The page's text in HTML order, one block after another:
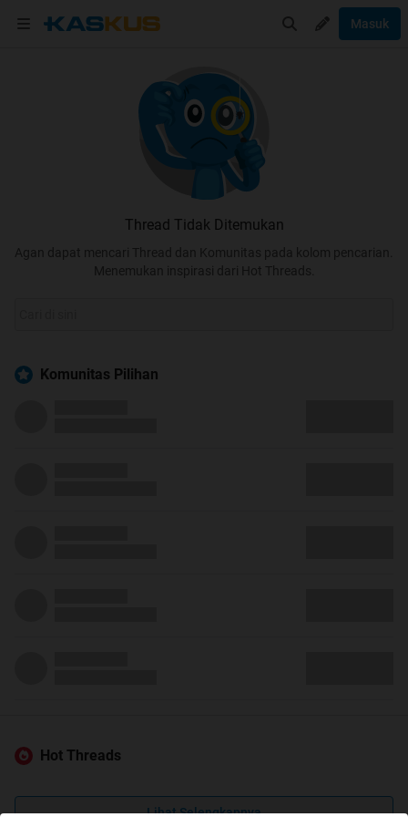
Masuk
Thread Tidak Ditemukan
Agan dapat mencari Thread dan Komunitas pada kolom pencarian.
Menemukan inspirasi dari Hot Threads.
Komunitas Pilihan
Hot Threads
Lihat Selengkapnya